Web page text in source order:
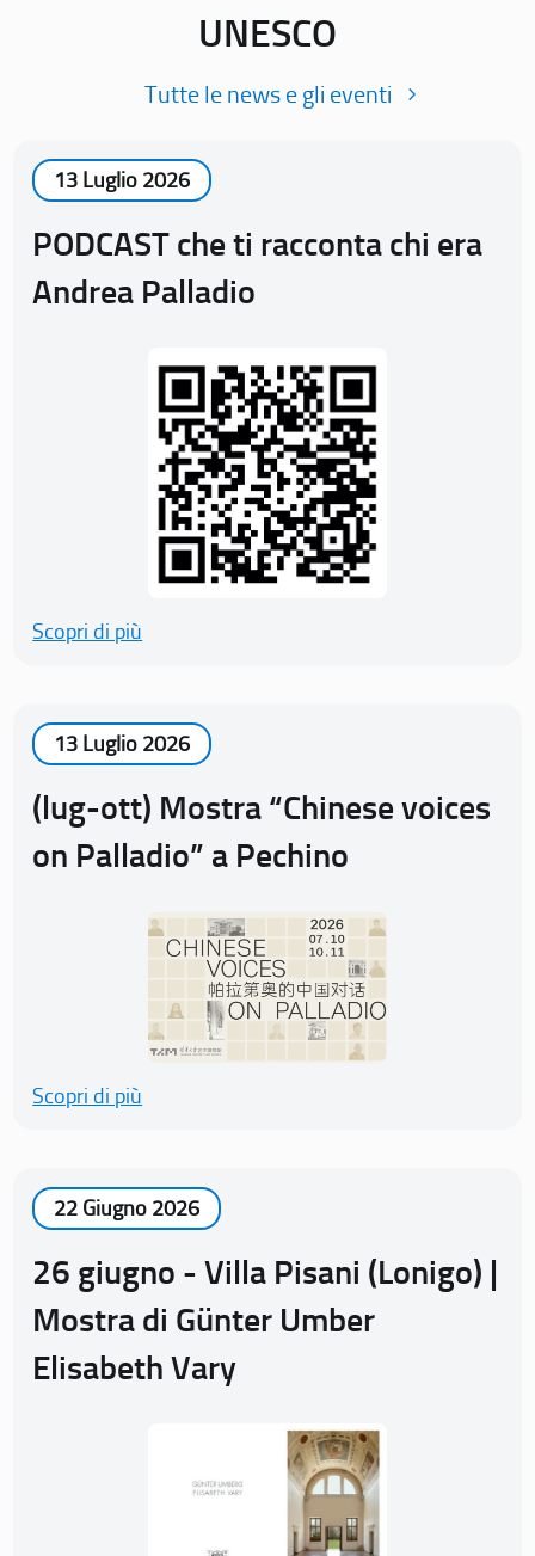
UNESCO
Tutte le news e gli eventi
13 Luglio 2026
PODCAST che ti racconta chi era
Andrea Palladio
Scopri di più
13 Luglio 2026
(lug-ott) Mostra “Chinese voices
on Palladio” a Pechino
Scopri di più
22 Giugno 2026
26 giugno - Villa Pisani (Lonigo) |
Mostra di Günter Umber
Elisabeth Vary